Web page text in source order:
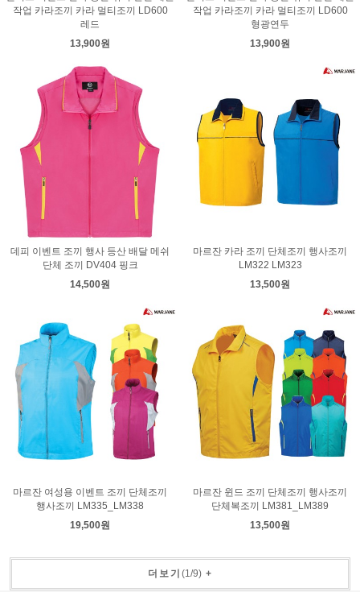
작업 카라조끼 카라 멀티조끼 LD600
레드
13,900원
작업 카라조끼 카라 멀티조끼 LD600
형광연두
13,900원
데피 이벤트 조끼 행사 등산 배달 메쉬
단체 조끼 DV404 핑크
14,500원
마르잔 카라 조끼 단체조끼 행사조끼
LM322 LM323
13,500원
마르잔 여성용 이벤트 조끼 단체조끼
행사조끼 LM335_LM338
19,500원
마르잔 윈드 조끼 단체조끼 행사조끼
단체복조끼 LM381_LM389
13,500원
더보기 (1/9)+